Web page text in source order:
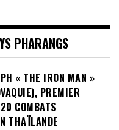
PHARANGS
« THE IRON MAN »
PREMIER
COMBATS
THAÏLANDE